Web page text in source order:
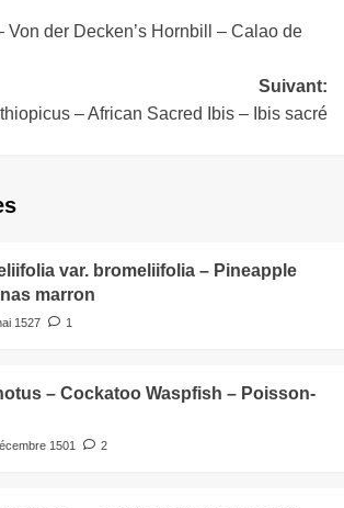
Von der Decken’s Hornbill – Calao de
Suivant:
– African Sacred Ibis – Ibis sacré
var. bromeliifolia – Pineapple
marron
1527
1
– Cockatoo Waspfish – Poisson-
1501
2